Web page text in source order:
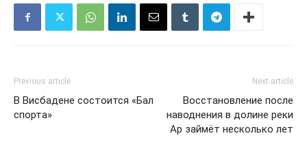
Previous article
В Висбадене состоится «Бал
спорта»
Next article
Восстановление после
наводнения в долине реки
Ар займёт несколько лет